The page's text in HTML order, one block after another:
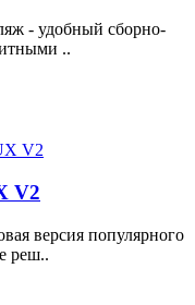
- удобный сборно-
..
V2
версия популярного
реш..